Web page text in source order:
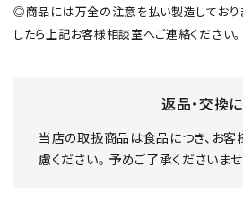
◎商品には万全の注意を払い製造しており
したら上記お客様相談室へご連絡ください。
返品・交換
当店の取扱商品は食品につき、お
慮ください。 予めご了承くださいませ